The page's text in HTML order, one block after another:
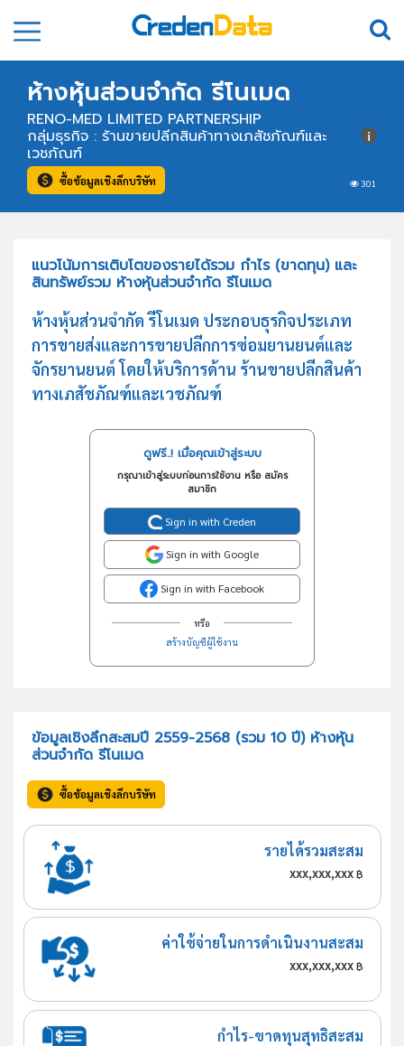
ห้างหุ้นส่วนจำกัด รีโนเมด
RENO-MED LIMITED PARTNERSHIP
301
กลุ่มธุรกิจ : ร้านขายปลีกสินค้าทางเภสัชภัณฑ์และ
เวชภัณฑ์
ซื้อข้อมูลเชิงลึกบริษัท
แนวโน้มการเติบโตของรายได้รวม กำไร (ขาดทุน) และ
สินทรัพย์รวม ห้างหุ้นส่วนจำกัด รีโนเมด
ห้างหุ้นส่วนจำกัด รีโนเมด ประกอบธุรกิจประเภท
การขายส่งและการขายปลีกการซ่อมยานยนต์และ
จักรยานยนต์ โดยให้บริการด้าน ร้านขายปลีกสินค้า
ทางเภสัชภัณฑ์และเวชภัณฑ์
ดูฟรี..! เมื่อคุณเข้าสู่ระบบ
กรุณาเข้าสู่ระบบก่อนการใช้งาน หรือ สมัคร
สมาชิก
Sign in with Creden
Sign in with Google
Sign in with Facebook
หรือ
สร้างบัญชีผู้ใช้งาน
ข้อมูลเชิงลึกสะสมปี 2559-2568 (รวม 10 ปี) ห้างหุ้น
ส่วนจำกัด รีโนเมด
ซื้อข้อมูลเชิงลึกบริษัท
รายได้รวมสะสม
xxx,xxx,xxx฿
ค่าใช้จ่ายในการดำเนินงานสะสม
xxx,xxx,xxx฿
กำไร-ขาดทุนสุทธิสะสม